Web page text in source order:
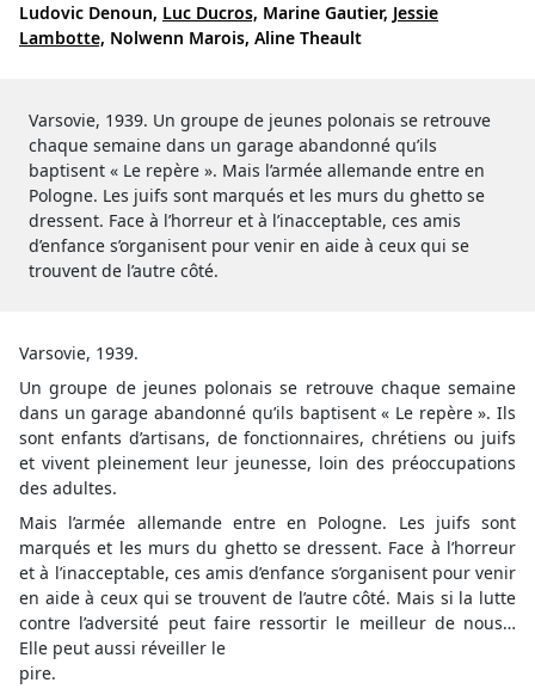
Ludovic Denoun, Luc Ducros, Marine Gautier, Jessie
Lambotte, Nolwenn Marois, Aline Theault
Varsovie, 1939. Un groupe de jeunes polonais se retrouve
chaque semaine dans un garage abandonné qu’ils
baptisent « Le repère ». Mais l’armée allemande entre en
Pologne. Les juifs sont marqués et les murs du ghetto se
dressent. Face à l’horreur et à l’inacceptable, ces amis
d’enfance s’organisent pour venir en aide à ceux qui se
trouvent de l’autre côté.
Varsovie, 1939.
Un groupe de jeunes polonais se retrouve chaque semaine
dans un garage abandonné qu’ils baptisent « Le repère ». Ils
sont enfants d’artisans, de fonctionnaires, chrétiens ou juifs
et vivent pleinement leur jeunesse, loin des préoccupations
des adultes.
Mais l’armée allemande entre en Pologne. Les juifs sont
marqués et les murs du ghetto se dressent. Face à l’horreur
et à l’inacceptable, ces amis d’enfance s’organisent pour venir
en aide à ceux qui se trouvent de l’autre côté. Mais si la lutte
contre l’adversité peut faire ressortir le meilleur de nous…
Elle peut aussi réveiller le
pire.